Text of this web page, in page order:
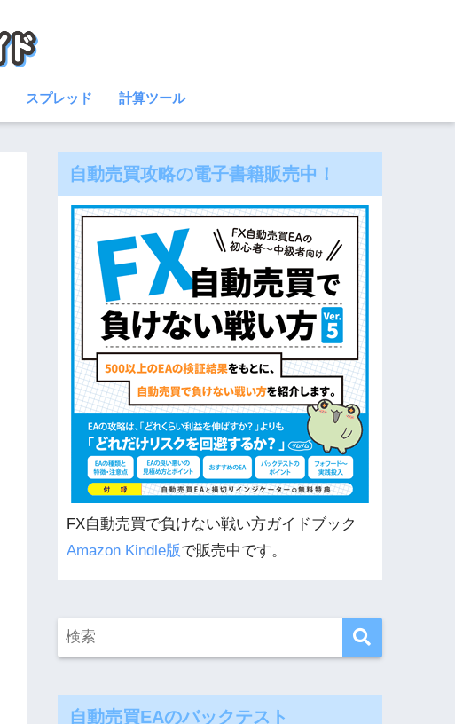
スプレッド 計算ツール
自動売買攻略の電子書籍販売中！
FX自動売買で負けない戦い方ガイドブック
Amazon Kindle版で販売中です。
自動売買EAのバックテスト